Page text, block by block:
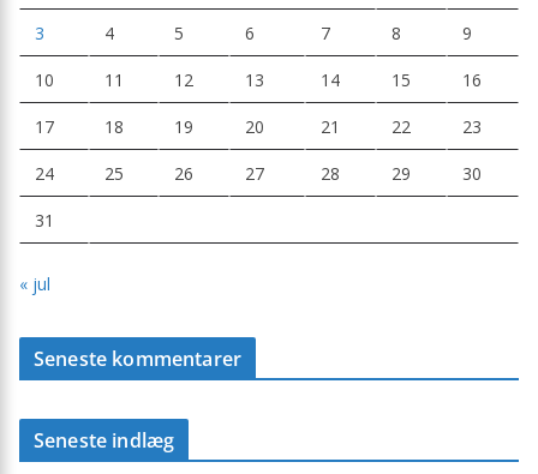
3 4 5 6 7 8 9
10 11 12 13 14 15 16
17 18 19 20 21 22 23
24 25 26 27 28 29 30
31
« jul
Seneste kommentarer
Seneste indlæg